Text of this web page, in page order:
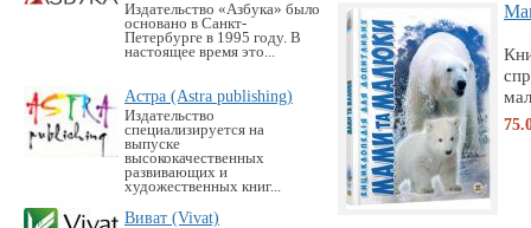
Издательство «Азбука» было
основано в Санкт-
Петербурге в 1995 году. В
настоящее время это...
Астра (Astra publishing)
Издательство
специализируется на
выпуске
высококачественных
развивающих и
художественных книг...
Виват (Vivat)